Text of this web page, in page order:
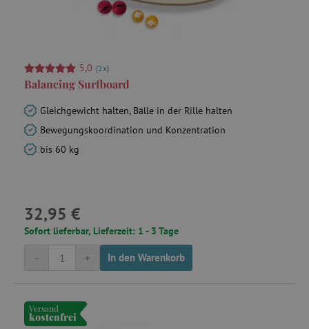
5,0 (2x)
Balancing Surfboard
Gleichgewicht halten, Bälle in der Rille halten
Bewegungskoordination und Konzentration
bis 60 kg
32,95 €
Sofort lieferbar, Lieferzeit: 1 - 3 Tage
+
- In den Warenkorb
Versand
kostenfrei